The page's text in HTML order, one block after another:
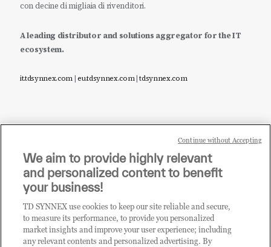
con decine di migliaia di rivenditori.
A leading distributor and solutions aggregator for the IT
ecosystem.
it.tdsynnex.com|eu.tdsynnex.com|tdsynnex.com
Sei un rivenditore di tecnologia e desideri acquistare
i prodotti o le soluzioni trattate sul blog?
CLICCA QUI E DIVENTA
CLIENTE TD SYNNEX
We aim to provide highly relevant
and personalized content to benefit
your business!
TD SYNNEX use cookies to keep our site reliable and secure,
to measure its performance, to provide you personalized
market insights and improve your user experience; including
any relevant contents and personalized advertising. By
Continue without Accepting